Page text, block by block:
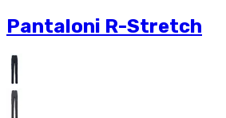
Pantaloni R-Stretch